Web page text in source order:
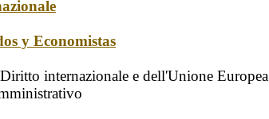
y Economistas
internazionale e dell'Unione Europea